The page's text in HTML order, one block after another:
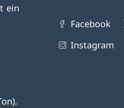
ein
Facebook
Instagram